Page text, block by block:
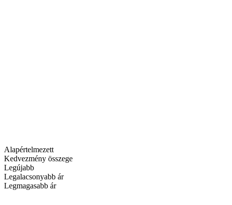
Alapértelmezett
Kedvezmény összege
Legújabb
Legalacsonyabb ár
Legmagasabb ár